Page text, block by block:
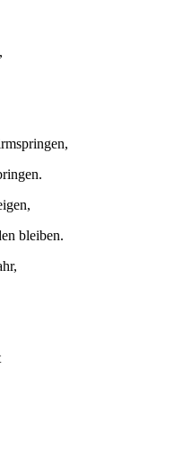
bleiben.